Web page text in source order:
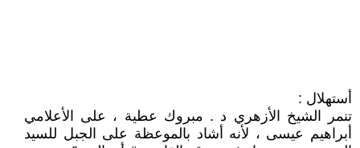
أستهلال :
تنمر الشيخ الأزهري د . مبروك عطية ، على الأعلامي
أبراهيم عيسى ، لأنه أشاد بالموعظة على الجبل للسيد